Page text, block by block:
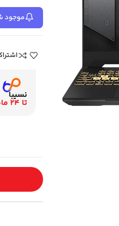
موجود
و اقساطی
نسیبا
تا 24 ماه اقساط